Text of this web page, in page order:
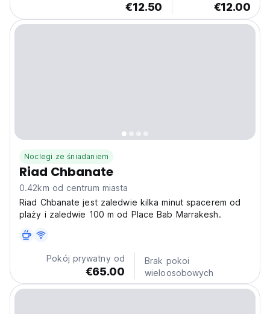
€12.50 €12.00
Noclegi ze śniadaniem
Riad Chbanate
0.42km od centrum miasta
Riad Chbanate jest zaledwie kilka minut spacerem od
plaży i zaledwie 100 m od Place Bab Marrakesh.
Pokój prywatny od
€65.00
Brak pokoi
wieloosobowych